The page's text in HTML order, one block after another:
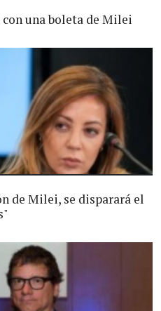
una boleta de Milei
de Milei, se disparará el